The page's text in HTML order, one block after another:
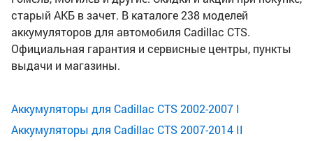
старый АКБ в зачет. В каталоге 238 моделей
аккумуляторов для автомобиля Cadillac CTS.
Официальная гарантия и сервисные центры, пункты
выдачи и магазины.
Аккумуляторы для Cadillac CTS 2002-2007 I
Аккумуляторы для Cadillac CTS 2007-2014 II